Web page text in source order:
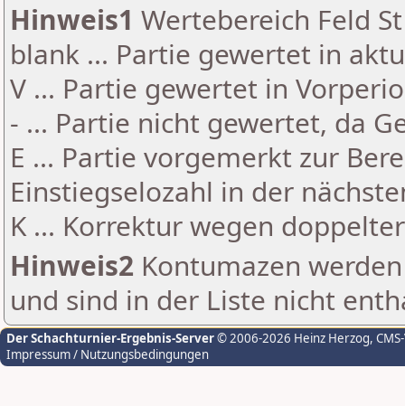
Hinweis1 Wertebereich Feld
blank ... Partie gewertet in
V ... Partie gewertet in
- ... Partie nicht gewertet, da
E ... Partie vorgemerkt zur
Einstiegselozahl in der
K ... Korrektur wegen
Hinweis2 Kontumazen
und sind in der Liste nicht
Der Schachturnier-Ergebnis-Server© 2006-2026 Heinz Herzog,
Impressum / Nutzungsbedingungen